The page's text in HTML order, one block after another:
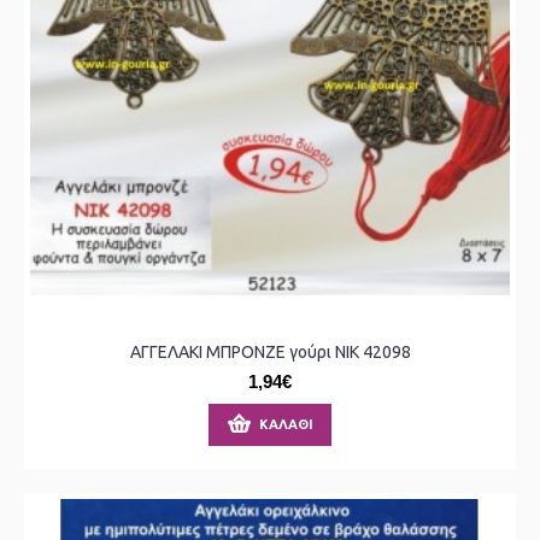
ΑΓΓΕΛΑΚΙ ΜΠΡΟΝΖΕ γούρι ΝΙΚ 42098
1,94€
ΚΑΛΆΘΙ